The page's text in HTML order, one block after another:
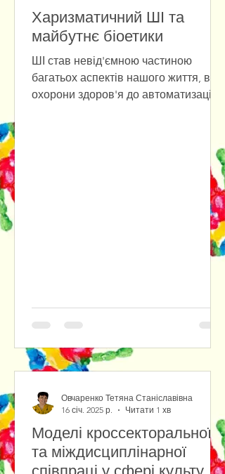
Харизматичний ШІ та
майбутнє біоетики
ШІ став невід'ємною частиною
багатьох аспектів нашого життя, від
охорони здоров'я до автоматизації
Моделі кроссекторальної
та міждисциплінарної
Овчаренко Тетяна Станіславівна
16 січ. 2025 р.
Читати 1 хв